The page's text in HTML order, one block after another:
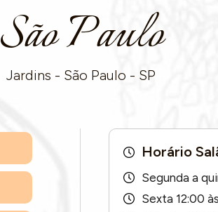
São Paulo
Jardins - São Paulo - SP
Horário
Segunda a
Sexta 12:00